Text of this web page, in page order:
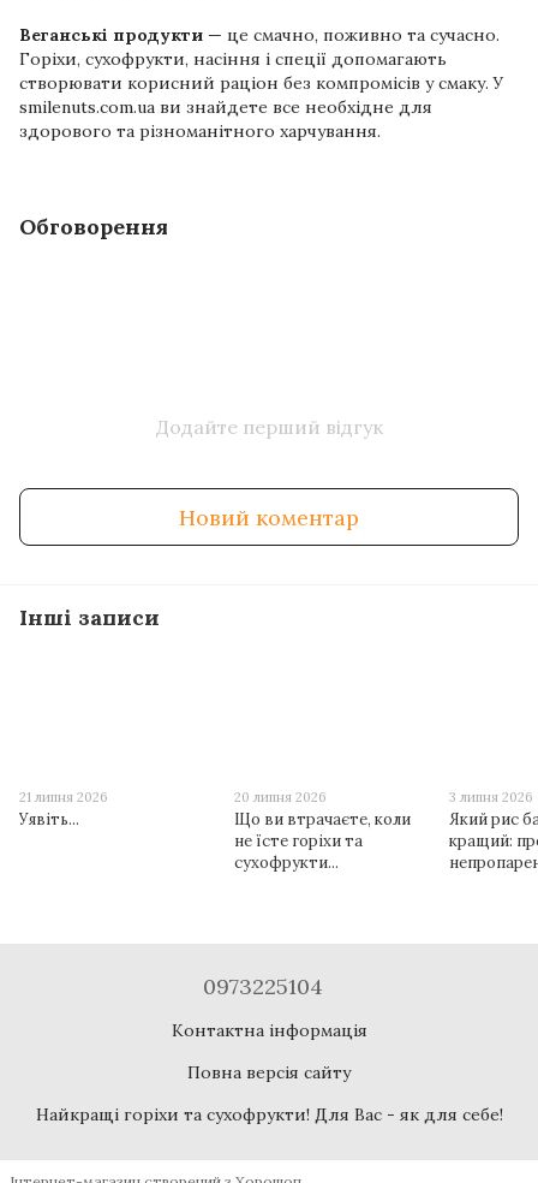
Веганські продукти — це смачно, поживно та сучасно.
Горіхи, сухофрукти, насіння і спеції допомагають
створювати корисний раціон без компромісів у смаку. У
smilenuts.com.ua⁠ ви знайдете все необхідне для
здорового та різноманітного харчування.
Обговорення
Додайте перший відгук
Новий коментар
Інші записи
21 липня 2026
Уявіть...
20 липня 2026
Що ви втрачаєте, коли
не їсте горіхи та
сухофрукти...
3 липня 2026
Який рис
кращий:
0973225104
Контактна інформація
Повна версія сайту
Найкращі горіхи та сухофрукти! Для Вас - як для себе!